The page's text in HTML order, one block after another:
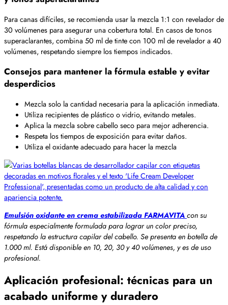
Para canas difíciles, se recomienda usar la mezcla 1:1 con revelador de
30 volúmenes para asegurar una cobertura total. En casos de tonos
superaclarantes, combina 50 ml de tinte con 100 ml de revelador a 40
volúmenes, respetando siempre los tiempos indicados.
Consejos para mantener la fórmula estable y evitar
desperdicios
Mezcla solo la cantidad necesaria para la aplicación inmediata.
Utiliza recipientes de plástico o vidrio, evitando metales.
Aplica la mezcla sobre cabello seco para mejor adherencia.
Respeta los tiempos de exposición para evitar daños.
Utiliza el oxidante adecuado para hacer la mezcla
Emulsión oxidante en crema estabilizada FARMAVITAcon su
fórmula especialmente formulada para lograr un color preciso,
respetando la estructura capilar del cabello. Se presenta en botella de
1.000 ml. Está disponible en 10, 20, 30 y 40 volúmenes, y es de uso
profesional.
Aplicación profesional: técnicas para un
acabado uniforme y duradero